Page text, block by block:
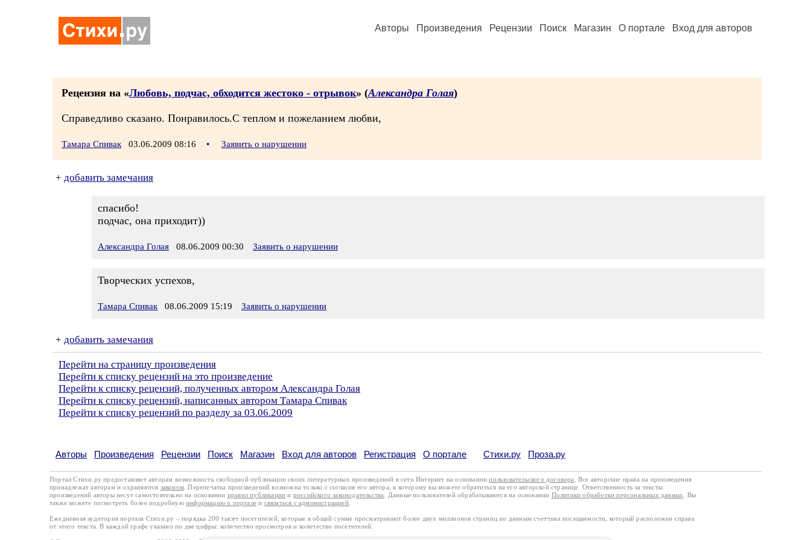
Авторы Произведения Рецензии Поиск Магазин О портале Вход для авторов
Рецензия на «Любовь, подчас, обходится жестоко - отрывок» (Александра Голая)
Справедливо сказано. Понравилось.С теплом и пожеланием любви,
Тамара Спивак 03.06.2009 08:16 • Заявить о нарушении
+ добавить замечания
спасибо!
подчас, она приходит))
Александра Голая 08.06.2009 00:30 Заявить о нарушении
Творческих успехов,
Тамара Спивак 08.06.2009 15:19 Заявить о нарушении
+ добавить замечания
Перейти на страницу произведения
Перейти к списку рецензий на это произведение
Перейти к списку рецензий, полученных автором Александра Голая
Перейти к списку рецензий, написанных автором Тамара Спивак
Перейти к списку рецензий по разделу за 03.06.2009
Авторы Произведения Рецензии Поиск Магазин Вход для авторов Регистрация О портале Стихи.ру Проза.ру
Портал Стихи.ру предоставляет авторам возможность свободной публикации своих литературных произведений в сети Интернет на основаниипользовательского договора
. Все авторские права на произведения
принадлежат авторам и охраняются законом . Перепечатка произведений возможна только с согласия его автора, к которому вы можете обратиться на его авторской странице. Ответственность за тексты
произведений авторы несут самостоятельно на основании правил публикации и российского законодательства . Данные пользователей обрабатываются на основании Политики обработки персональных данных
. Вы
также можете посмотреть более подробную информацию о портале и связаться с администрацией.
Ежедневная аудитория портала Стихи.ру – порядка 200 тысяч посетителей, которые в общей сумме просматривают более двух миллионов страниц по данным счетчика посещаемости, который расположен справа
от этого текста. В каждой графе указано по две цифры: количество просмотров и количество посетителей.